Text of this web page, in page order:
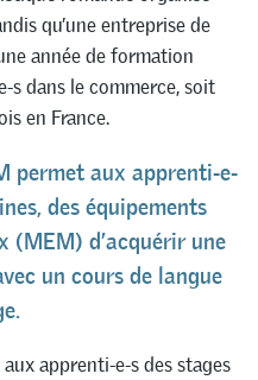
qu’une entreprise de
année de formation
s dans le commerce, soit
en France.
permet aux apprenti-e-
des équipements
(MEM) d’acquérir une
un cours de langue
apprenti-e-s des stages